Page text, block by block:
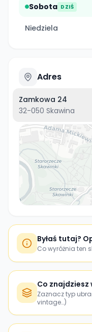
Sobota DZIŚ
Niedziela
Adres
Zamkowa 24
32-050 Skawina
Byłaś tutaj?
Co wyróżnia ten
Co znajdziesz
Zaznacz typ
vintage…)